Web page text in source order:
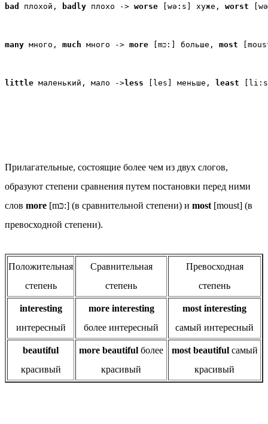
bad плохой, badly плохо -> worse [wə:s] хуже, worst
many много, much много -> more [mכּ:] больше, most
little маленький, мало ->less [les] меньше, least
Прилагательные, состоящие более чем из двух слогов,
образуют степени сравнения путем постановки перед ними
слов more [mכּ:] (в сравнительной степени) и most [moust] (в
превосходной степени).
Положительная
степень
Сравнительная
степень
Превосходная
степень
interesting
интересный
more interesting
более интересный
most interesting
самый интересный
beautiful
красивый
more beautiful более
красивый
most beautiful самый
красивый